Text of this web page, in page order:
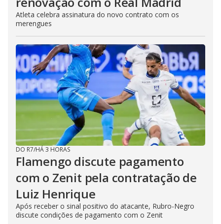
Atleta celebra assinatura do novo contrato com os
merengues
DO R7/HÁ 3 HORAS
Flamengo discute pagamento
com o Zenit pela contratação de
Luiz Henrique
Após receber o sinal positivo do atacante, Rubro-Negro
discute condições de pagamento com o Zenit